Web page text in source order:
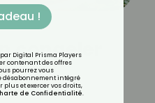
congeler
!
Digital Prisma Players
contenant des offres
pourrez vous
intégré
et exercer vos droits,
de Confidentialité.